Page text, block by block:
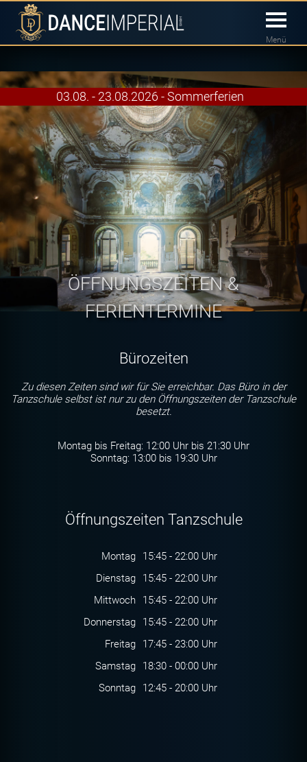
Menü
03.08. - 23.08.2026 - Sommerferien
ÖFFNUNGSZEITEN &
FERIENTERMINE
Bürozeiten
Zu diesen Zeiten sind wir für Sie erreichbar. Das Büro in der
Tanzschule selbst ist nur zu den Öffnungszeiten der Tanzschule
besetzt.
Montag bis Freitag: 12:00 Uhr bis 21:30 Uhr
Sonntag: 13:00 bis 19:30 Uhr
Öffnungszeiten Tanzschule
Montag
15:45 - 22:00 Uhr
Dienstag
15:45 - 22:00 Uhr
Mittwoch
15:45 - 22:00 Uhr
Donnerstag
15:45 - 22:00 Uhr
Freitag
17:45 - 23:00 Uhr
Samstag
18:30 - 00:00 Uhr
Sonntag
12:45 - 20:00 Uhr